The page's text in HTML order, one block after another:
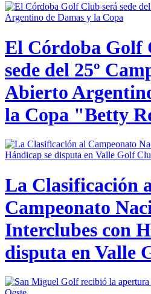
El Córdoba Golf
sede del 25º
Abierto
la Copa "Betty
La Clasificación
Campeonato
Interclubes con
disputa en Valle